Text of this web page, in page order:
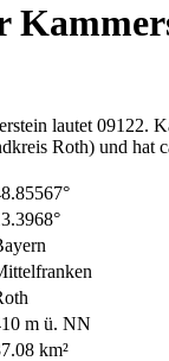
lautet 09122.
Roth) und hat
m ü. NN
km²